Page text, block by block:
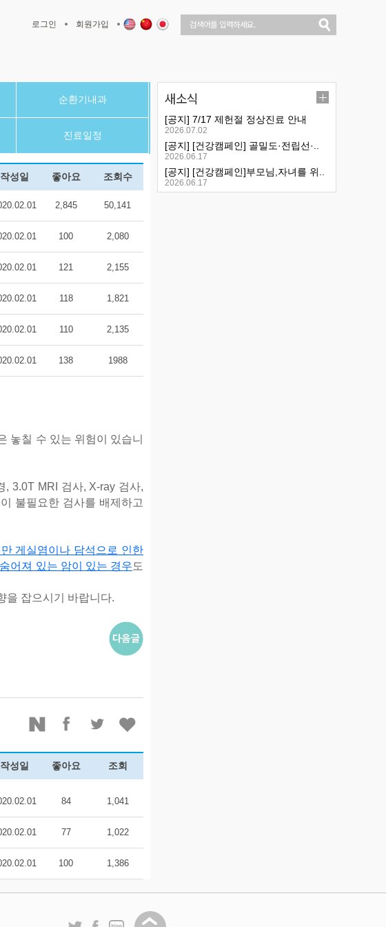
로그인 회원가입
순환기내과
진료일정
작성일 좋아요 조회수
2,845 50,141
100 2,080
121 2,155
118 1,821
110 2,135
138 1988
놓칠 수 있는 위험이 있습니
, 3.0T MRI 검사, X-ray 검사,
불필요한 검사를 배제하고
게실염이나 담석으로 인한
어져 있는 암이 있는 경우 도
을 잡으시기 바랍니다.
작성일 좋아요 조회
84 1,041
77 1,022
100 1,386
새소식
[공지] 7/17 제헌절 정상진료 안내
2026.07.02
[공지] [건강캠페인] 골밀도·전립선·..
2026.06.17
[공지] [건강캠페인]부모님,자녀를 위..
2026.06.17